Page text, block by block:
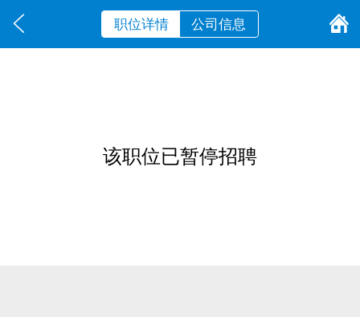
职位详情 公司信息
该职位已暂停招聘